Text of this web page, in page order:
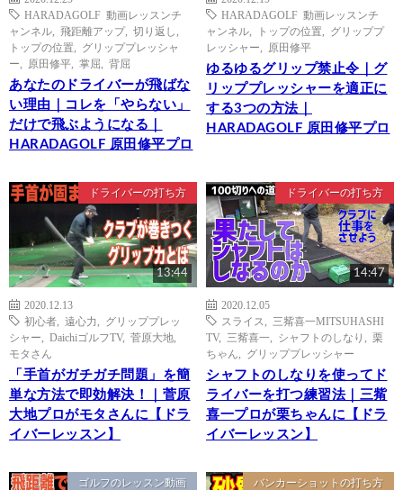
HARADAGOLF 動画レッスンチ
ャンネル
飛距離アップ, 切り返し
トップの位置
グリッププレッシャ
ー
原田修平 掌屈 背屈
あなたのドライバーが飛ばな
い理由｜コレを「やらない」
だけで飛ぶようになる｜
HARADAGOLF 原田修平プロ
HARADAGOLF 動画レッスンチ
ャンネル
トップの位置
グリッププ
レッシャー
原田修平
ゆるゆるグリップ禁止令｜グ
リッププレッシャーを適正に
する3つの方法｜
HARADAGOLF 原田修平プロ
ドライバーの打ち方
13:44
2020.12.13
初心者
遠心力
グリッププレッ
シャー
DaichiゴルフTV, 菅原大地
モタさん
「手首がガチガチ問題」を簡
単な方法で即効解決！｜菅原
大地プロがモタさんに【ドラ
イバーレッスン】
ドライバーの打ち方
14:47
2020.12.05
スライス
三觜喜一MITSUHASHI
TV, 三觜喜一 シャフトのしなり
栗
ちゃん
グリッププレッシャー
シャフトのしなりを使ってド
ライバーを打つ練習法｜三觜
喜一プロが栗ちゃんに【ドラ
イバーレッスン】
ゴルフのレッスン動画 バンカーショットの打ち方